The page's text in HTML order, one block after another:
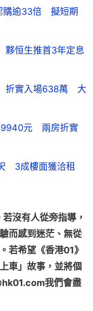
購逾33倍 擬短期
恒生推首3年定息
折實入場638萬 大
元 兩房折實
呎 3成樓面獲洽租
沒有人從旁指導，
而感到迷茫、無從
若希望《香港01》
車」故事，並將個
我們會盡